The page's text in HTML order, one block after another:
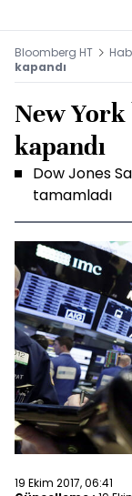
Bloomberg HT
kapandı
New York
kapandı
Dow Jones
tamamladı
19 Ekim 2017, 06:41